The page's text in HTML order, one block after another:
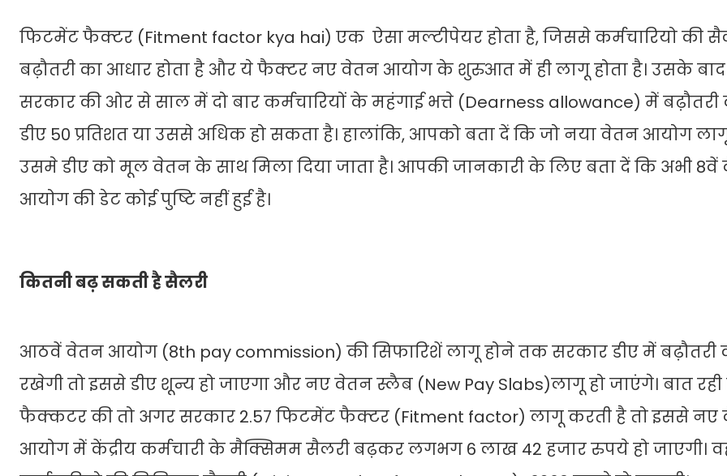
फिटमेंट फैक्टर (Fitment factor kya hai) एक ऐसा मल्टीपेयर होता है, जिससे कर्मचारियो की
बढ़ौतरी का आधार होता है और ये फैक्टर नए वेतन आयोग के शुरुआत में ही लागू होता है। उसके बाद
सरकार की ओर से साल में दो बार कर्मचारियों के महंगाई भत्ते (Dearness allowance) में बढ़ौतरी
डीए 50 प्रतिशत या उससे अधिक हो सकता है। हालांकि, आपको बता दें कि जो नया वेतन आयोग लागू
उसमे डीए को मूल वेतन के साथ मिला दिया जाता है। आपकी जानकारी के लिए बता दें कि अभी
आयोग की डेट कोई पुष्टि नहीं हुई है।
कितनी बढ़ सकती है सैलरी
आठवें वेतन आयोग (8th pay commission) की सिफारिशें लागू होने तक सरकार डीए में बढ़ौतरी
रखेगी तो इससे डीए शून्य हो जाएगा और नए वेतन स्लैब (New Pay Slabs)लागू हो जाएंगे। बात
फैक्कटर की तो अगर सरकार 2.57 फिटमेंट फैक्टर (Fitment factor) लागू करती है तो इससे नए
आयोग में केंद्रीय कर्मचारी के मैक्सिमम सैलरी बढ़कर लगभग 6 लाख 42 हजार रुपये हो जाएगी।